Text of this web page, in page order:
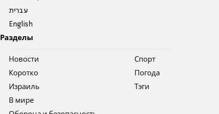
עברית
English
Разделы
Новости
Коротко
Израиль
В мире
Спорт
Погода
Тэги